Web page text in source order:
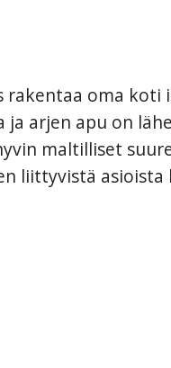
oma
arjen apu on
maltilliset
liittyvistä asioista